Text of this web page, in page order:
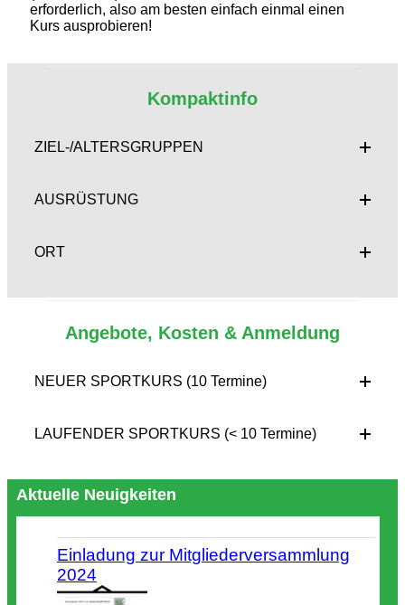
erforderlich, also am besten einfach einmal einen
Kurs ausprobieren!
Kompaktinfo
ZIEL-/ALTERSGRUPPEN
AUSRÜSTUNG
ORT
Angebote, Kosten & Anmeldung
NEUER SPORTKURS (10 Termine)
LAUFENDER SPORTKURS (< 10 Termine)
Aktuelle Neuigkeiten
Einladung zur Mitgliederversammlung
2024